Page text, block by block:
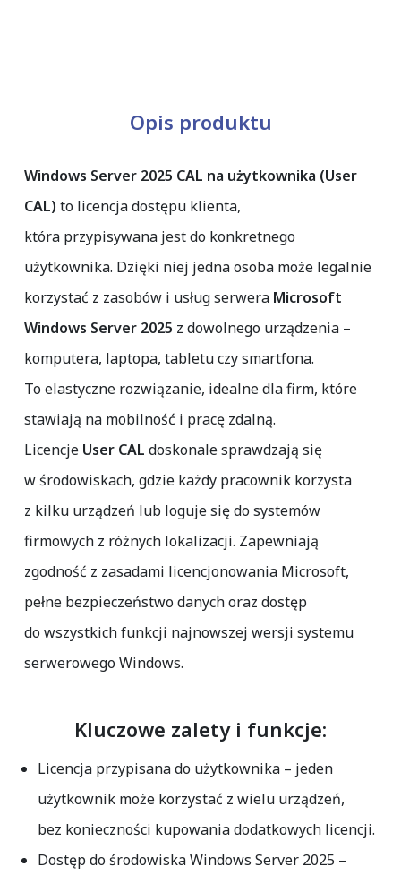
Opis produktu
Windows Server 2025 CAL na użytkownika (User
CAL) to licencja dostępu klienta,
która przypisywana jest do konkretnego
użytkownika. Dzięki niej jedna osoba może legalnie
korzystać z zasobów i usług serwera Microsoft
Windows Server 2025 z dowolnego urządzenia –
komputera, laptopa, tabletu czy smartfona.
To elastyczne rozwiązanie, idealne dla firm, które
stawiają na mobilność i pracę zdalną.
Licencje User CAL doskonale sprawdzają się
w środowiskach, gdzie każdy pracownik korzysta
z kilku urządzeń lub loguje się do systemów
firmowych z różnych lokalizacji. Zapewniają
zgodność z zasadami licencjonowania Microsoft,
pełne bezpieczeństwo danych oraz dostęp
do wszystkich funkcji najnowszej wersji systemu
serwerowego Windows.
Kluczowe zalety i funkcje:
Licencja przypisana do użytkownika– jeden
użytkownik może korzystać z wielu urządzeń,
bez konieczności kupowania dodatkowych licencji.
Dostęp do środowiska Windows Server 2025 –